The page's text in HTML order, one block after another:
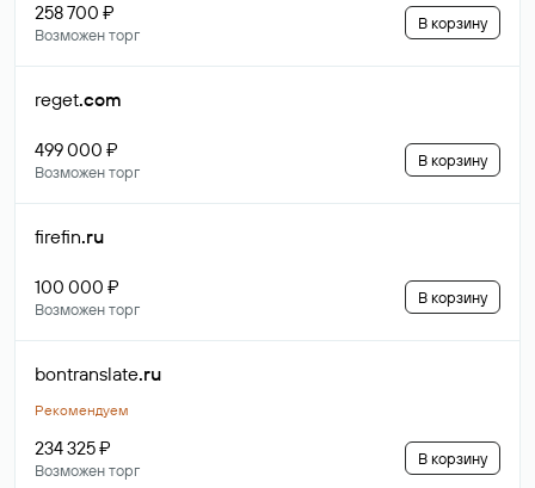
258 700 ₽
Возможен торг
В корзину
reget.com
499 000 ₽
Возможен торг
В корзину
firefin.ru
100 000 ₽
Возможен торг
В корзину
bontranslate.ru
Рекомендуем
234 325 ₽
Возможен торг
В корзину